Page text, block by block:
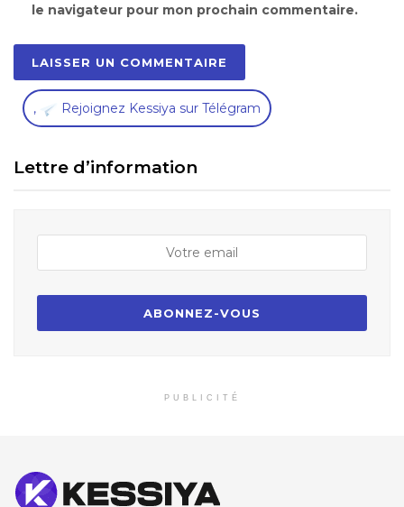
le navigateur pour mon prochain commentaire.
, Rejoignez Kessiya sur Télégram
Lettre d’information
PUBLICITÉ